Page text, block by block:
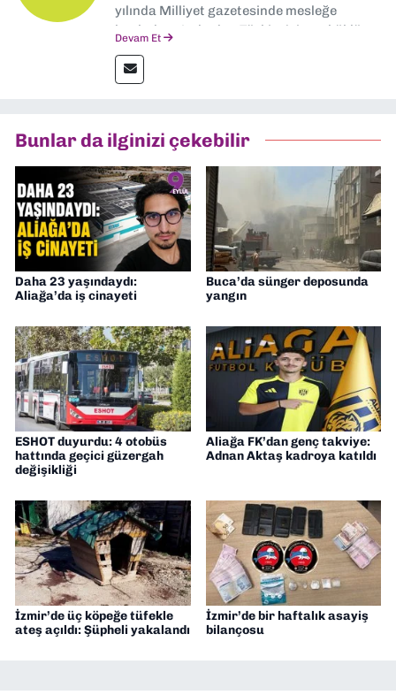
yılında Milliyet gazetesinde mesleğe
başladım. Ardından Türkiye’nin en köklü
muhabir, editör, müdür yardımcısı ve spor
müdürü olarak görev yaptım. Ayrıca Yeni
Gazetesi'nde editörlük yapıyorum
Devam Et
Bunlar da ilginizi çekebilir
Daha 23 yaşındaydı:
Aliağa’da iş cinayeti
Buca’da sünger deposunda
yangın
ESHOT duyurdu: 4 otobüs
hattında geçici güzergah
değişikliği
Aliağa FK’dan genç takviye:
Adnan Aktaş kadroya katıldı
İzmir’de üç köpeğe tüfekle
ateş açıldı: Şüpheli yakalandı
İzmir’de bir haftalık asayiş
bilançosu